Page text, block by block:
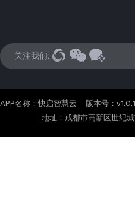
关注我们:
APP名称：快启智慧云 版本号：
地址：成都市高新区世纪